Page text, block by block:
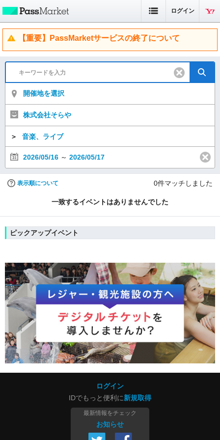
ログイン
【重要】PassMarketサービスの終了について
開催地を選択
株式会社そらや
＞ 音楽、ライブ
2026/05/16 ～ 2026/05/17
表示順について 0件マッチしました
一致するイベントはありませんでした
ピックアップイベント
ログイン
IDでもっと便利に新規取得
最新情報をチェック
お知らせ